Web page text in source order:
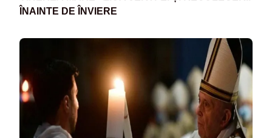
ÎNAINTE DE ÎNVIERE